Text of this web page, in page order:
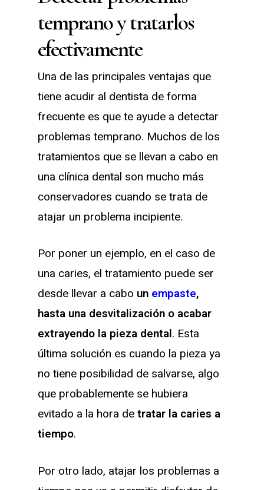
temprano y tratarlos
efectivamente
Una de las principales ventajas que
tiene acudir al dentista de forma
frecuente es que te ayude a detectar
problemas temprano. Muchos de los
tratamientos que se llevan a cabo en
una clínica dental son mucho más
conservadores cuando se trata de
atajar un problema incipiente.
Por poner un ejemplo, en el caso de
una caries, el tratamiento puede ser
desde llevar a cabo un empaste,
hasta una desvitalización o acabar
extrayendo la pieza dental. Esta
última solución es cuando la pieza ya
no tiene posibilidad de salvarse, algo
que probablemente se hubiera
evitado a la hora detratar la caries a
tiempo.
Por otro lado, atajar los problemas a